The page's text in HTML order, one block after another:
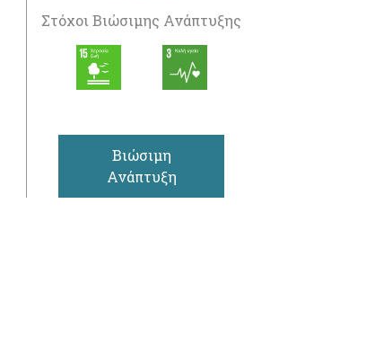
Στόχοι Βιώσιμης Ανάπτυξης
Βιώσιμη
Ανάπτυξη